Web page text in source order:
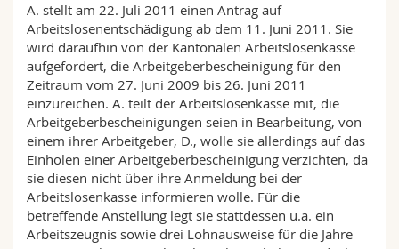
Math.-Nat. und Med. Fak.
Interfakultär
Mitarbeitende
Doktorierende
Webmail
Vorlesungsverzeichnis
MyUnifr
A. stellt am 22. Juli 2011 einen Antrag auf
Arbeitslosenentschädigung ab dem 11. Juni 2011. Sie
wird daraufhin von der Kantonalen Arbeitslosenkasse
aufgefordert, die Arbeitgeberbescheinigung für den
Zeitraum vom 27. Juni 2009 bis 26. Juni 2011
einzureichen. A. teilt der Arbeitslosenkasse mit, die
Arbeitgeberbescheinigungen seien in Bearbeitung, von
einem ihrer Arbeitgeber, D., wolle sie allerdings auf das
Einholen einer Arbeitgeberbescheinigung verzichten, da
sie diesen nicht über ihre Anmeldung bei der
Arbeitslosenkasse informieren wolle. Für die
betreffende Anstellung legt sie stattdessen u.a. ein
Arbeitszeugnis sowie drei Lohnausweise für die Jahre